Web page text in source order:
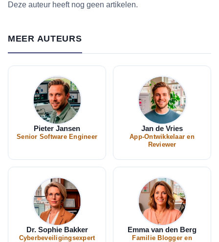
Deze auteur heeft nog geen artikelen.
MEER AUTEURS
Pieter Jansen
Senior Software Engineer
Jan de Vries
App-Ontwikkelaar en
Reviewer
Dr. Sophie Bakker
Cyberbeveiligingsexpert
Emma van den Berg
Familie Blogger en